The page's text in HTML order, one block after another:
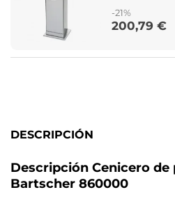
-21%
Price
200,79 €
DESCRIPCIÓN
Descripción Cenicero de
Bartscher 860000